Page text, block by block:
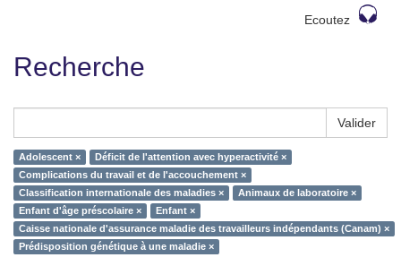
Ecoutez
Recherche
Valider
Adolescent ×
Déficit de l'attention avec hyperactivité ×
Complications du travail et de l'accouchement ×
Classification internationale des maladies ×
Animaux de laboratoire ×
Enfant d'âge préscolaire ×
Enfant ×
Caisse nationale d'assurance maladie des travailleurs indépendants (Canam) ×
Prédisposition génétique à une maladie ×